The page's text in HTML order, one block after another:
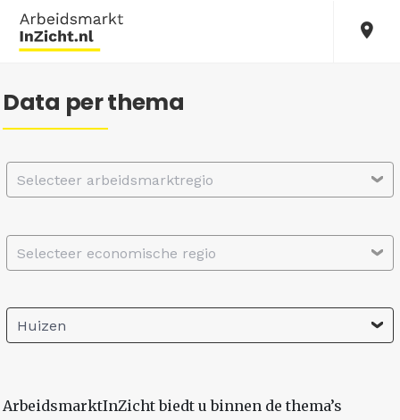
Data per thema
Selecteer arbeidsmarktregio
Selecteer economische regio
Huizen
ArbeidsmarktInZicht biedt u binnen de thema’s